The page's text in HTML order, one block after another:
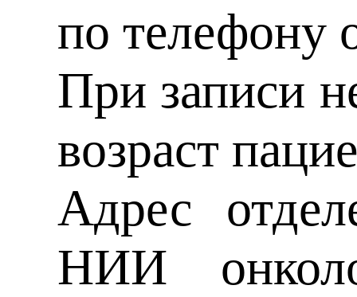
по телефону
При записи
возраст
Адрес
НИИ